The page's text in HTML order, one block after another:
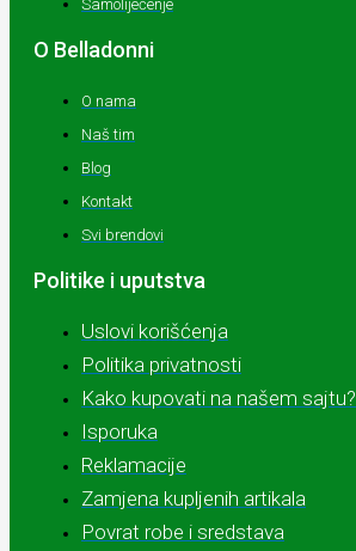
Samoliječenje
O Belladonni
O nama
Naš tim
Blog
Kontakt
Svi brendovi
Politike i uputstva
Uslovi korišćenja
Politika privatnosti
Kako kupovati na našem sajtu?
Isporuka
Reklamacije
Zamjena kupljenih artikala
Povrat robe i sredstava